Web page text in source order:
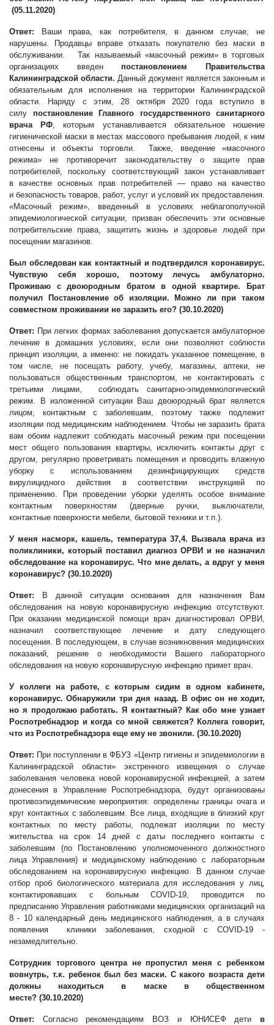
(05.11.2020)
Ответ: Ваши права, как потребителя, в данном случае, не
нарушены. Продавцы вправе отказать покупателю без маски в
обслуживании. Так называемый «масочный режим» в торговых
организациях введен постановлением Правительства
Калининградской области. Данный документ является законным и
обязательным для исполнения на территории Калининградской
области. Наряду с этим, 28 октября 2020 года вступило в
силу постановление Главного государственного санитарного
врача РФ , которым устанавливается обязательное ношение
гигиенической маски в местах массового пребывания людей, к ним
отнесены и объекты торговли. Также, введение «масочного
режима» не противоречит законодательству о защите прав
потребителей, поскольку соответствующий закон устанавливает
в качестве основных прав потребителей — право на качество
и безопасность товаров, работ, услуг и условий их предоставления.
«Масочный режим», введенный в условиях неблагополучной
эпидемиологической ситуации, призван обеспечить эти основные
потребительские права, защитить жизнь и здоровье людей при
посещении магазинов.
Был обследован как контактный и подтвердился коронавирус.
Чувствую себя хорошо, поэтому лечусь амбулаторно.
Проживаю с двоюродным братом в одной квартире. Брат
получил Постановление об изоляции. Можно ли при таком
совместном проживании не заразить его? (30.10.2020)
Ответ: При легких формах заболевания допускается амбулаторное
лечение в домашних условиях, если они позволяют соблюсти
принцип изоляции, а именно: не покидать указанное помещение, в
том числе, не посещать работу, учебу, магазины, аптеки, не
пользоваться общественным транспортом, не контактировать с
третьими лицами, соблюдать санитарно-эпидемиологический
режим. В изложенной ситуации Ваш двоюродный брат является
лицом, контактным с заболевшим, поэтому также подлежит
изоляции под медицинским наблюдением. Чтобы не заразить брата
вам обоим надлежит соблюдать масочный режим при посещении
мест общего пользования квартиры, исключить контакты друг с
другом, регулярно проветривать помещения и проводить влажную
уборку с использованием дезинфицирующих средств
вирулицидного действия в соответствии инструкцией по
применению. При проведении уборки уделять особое внимание
контактным поверхностям (дверные ручки, выключатели,
контактные поверхности мебели, бытовой техники и т.п.).
У меня насморк, кашель, температура 37,4. Вызвала врача из
поликлиники, который поставил диагноз ОРВИ и не назначил
обследование на коронавирус. Что мне делать, а вдруг у меня
коронавирус? (30.10.2020)
Ответ: В данной ситуации основания для назначения Вам
обследования на новую коронавирусную инфекцию отсутствуют.
При оказании медицинской помощи врач диагностировал ОРВИ,
назначил соответствующее лечение и дату следующего
посещения. В последующем, в случае возникновения медицинских
показаний, решение о необходимости Вашего лабораторного
обследования на новую коронавирусную инфекцию примет врач.
У коллеги на работе, с которым сидим в одном кабинете,
коронавирус. Обнаружили три дня назад. В офис он не ходит,
но я продолжаю работать. Я контактный? Как обо мне узнает
Роспотребнадзор и когда со мной свяжется? Коллега говорит,
что из Роспотребнадзора еще ему не звонили. (30.10.2020)
Ответ: При поступлении в ФБУЗ «Центр гигиены и эпидемиологии в
Калининградской области» экстренного извещения о случае
заболевания человека новой коронавирусной инфекцией, а затем
донесения в Управление Роспотребнадзора, будут организованы
противоэпидемические мероприятия: определены границы очага и
круг контактных с заболевшим. Все лица, входящие в близкий круг
контактных по месту работы, подлежат изоляции по месту
жительства на срок 14 дней с даты последнего контакты с
заболевшим (по Постановлению уполномоченного должностного
лица Управления) и медицинскому наблюдению с лабораторным
обследованием на коронавирусную инфекцию. В данном случае
отбор проб биологического материала для исследования у лиц,
контактировавших с больным COVID-19, проводится по
предписанию Управления работниками медицинских организаций на
8 - 10 календарный день медицинского наблюдения, а в случаях
появления клиники заболевания, сходной с COVID-19 -
незамедлительно.
Сотрудник торгового центра не пропустил меня с ребенком
вовнутрь, т.к. ребенок был без маски. С какого возраста дети
должны находиться в маске в общественном
месте? (30.10.2020)
Ответ: Согласнорекомендациям ВОЗ и ЮНИСЕФ дети в